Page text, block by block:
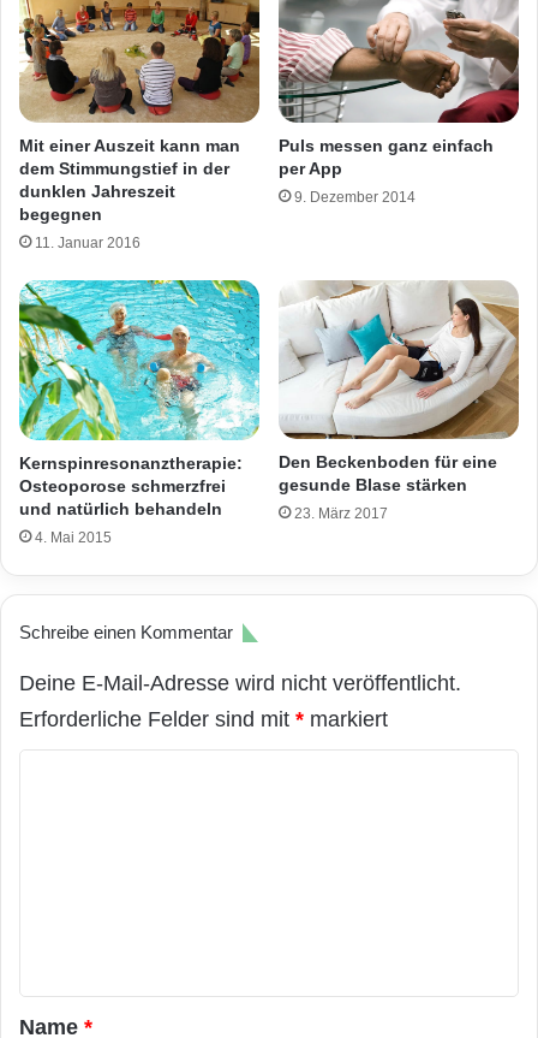
Mit einer Auszeit kann man
dem Stimmungstief in der
dunklen Jahreszeit
begegnen
11. Januar 2016
Puls messen ganz einfach
per App
9. Dezember 2014
Kernspinresonanztherapie:
Osteoporose schmerzfrei
und natürlich behandeln
4. Mai 2015
Den Beckenboden für eine
gesunde Blase stärken
23. März 2017
Schreibe einen Kommentar
Deine E-Mail-Adresse wird nicht veröffentlicht.
Erforderliche Felder sind mit * markiert
a
Name *